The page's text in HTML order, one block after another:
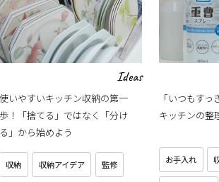
Ideas
使いやすいキッチン収納の第一
歩！「捨てる」ではなく「分け
る」から始めよう
収納 収納アイデア 監修
「いつもすっ
キッチンの整
お手入れ